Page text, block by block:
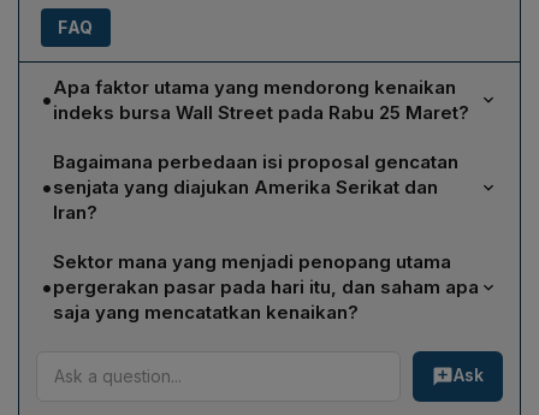
FAQ
•Apa faktor utama yang mendorong kenaikan
indeks bursa Wall Street pada Rabu 25 Maret?
Kenaikan indeks Dow Jones, S&P 500, dan Nasdaq
dipicu oleh penurunan harga minyak—West Texas
Intermediate turun 2,2% menjadi US$ 90,32 per barel
serta meningkatnya harapan pasar bahwa Amerika
Serikat dan Iran dapat mencapai kesepakatan
gencatan senjata, meskipun kedua pihak belum
•
Bagaimana perbedaan isi proposal gencatan
senjata yang diajukan Amerika Serikat dan
Iran?
Amerika Serikat mengirimkan proposal damai berisi 15
poin kepada Iran melalui Pakistan, sementara
pemerintah Iran menolak tawaran tersebut dan
mengajukan proposal tandingan berisi lima poin,
termasuk permintaan kontrol atas Selat Hormuz, yang
mencerminkan posisi tawar yang lebih keras dari
•
Sektor mana yang menjadi penopang utama
pergerakan pasar pada hari itu, dan saham apa
saja yang mencatatkan kenaikan?
Sektor teknologi menjadi penopang utama pergerakan
pasar. Saham-saham teknologi utama seperti Nvidia,
AMD, dan Intel mencatatkan kenaikan secara kompak,
Ask